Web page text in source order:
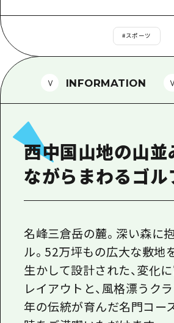
日帰り
2泊3日
HIROSHIMA
観光案内所
広島県を訪れる外
ボランティアガイ
ガイドブック
広島県の魅力を動
メディア掲載情報
フォトダウンロー
関連リンク
#スポーツ
INFORMATION
西中国山地の山並
ながらまわるゴル
名峰三倉岳の麓。深い森に
ル。52万坪もの広大な敷地
生かして設計された、変化
レイアウトと、風格漂うク
年の伝統が育んだ名門コー